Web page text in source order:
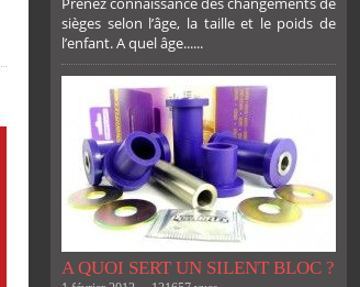
sièges selon l’âge, la taille et le poids de
l’enfant. A quel âge......
A QUOI SERT UN SILENT BLOC ?